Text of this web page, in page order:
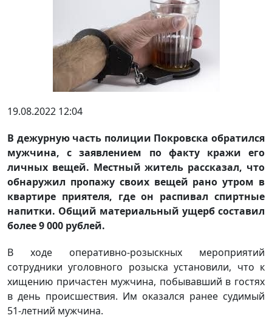
19.08.2022 12:04
В дежурную часть полиции Покровска обратился
мужчина, с заявлением по факту кражи его
личных вещей. Местный житель рассказал, что
обнаружил пропажу своих вещей рано утром в
квартире приятеля, где он распивал спиртные
напитки. Общий материальный ущерб составил
более 9 000 рублей.
В ходе оперативно-розыскных мероприятий
сотрудники уголовного розыска установили, что к
хищению причастен мужчина, побывавший в гостях
в день происшествия. Им оказался ранее судимый
51-летний мужчина.